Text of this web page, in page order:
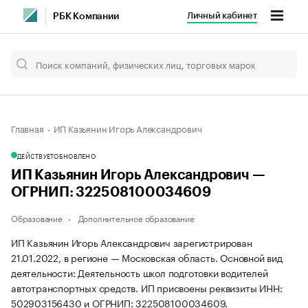
РБК Компании Личный кабинет
Главная ИП Казьянин Игорь Александрович
ДЕЙСТВУЕТОБНОВЛЕНО
ИП Казьянин Игорь Александрович —
ОГРНИП: 322508100034609
Образование Дополнительное образование
ИП Казьянин Игорь Александрович зарегистрирован
21.01.2022, в регионе — Московская область. Основной вид
деятельности: Деятельность школ подготовки водителей
автотранспортных средств. ИП присвоены реквизиты ИНН:
502903156430 и ОГРНИП: 322508100034609.